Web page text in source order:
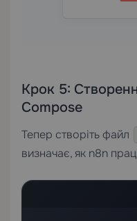
Крок 5:
Compose
Тепер створіть файл
визначає, як n8n